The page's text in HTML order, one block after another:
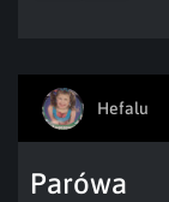
Hefalu
Parówa